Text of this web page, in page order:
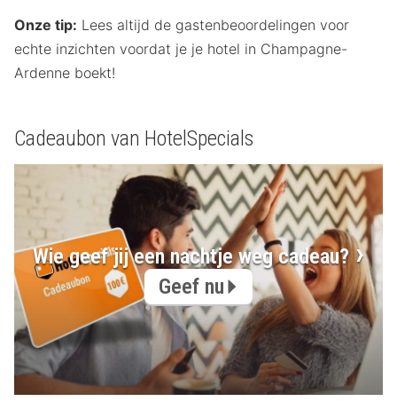
Onze tip: Lees altijd de gastenbeoordelingen voor
echte inzichten voordat je je hotel in Champagne-
Ardenne boekt!
Cadeaubon van HotelSpecials
Wie geef jij een nachtje weg cadeau?
Geef nu